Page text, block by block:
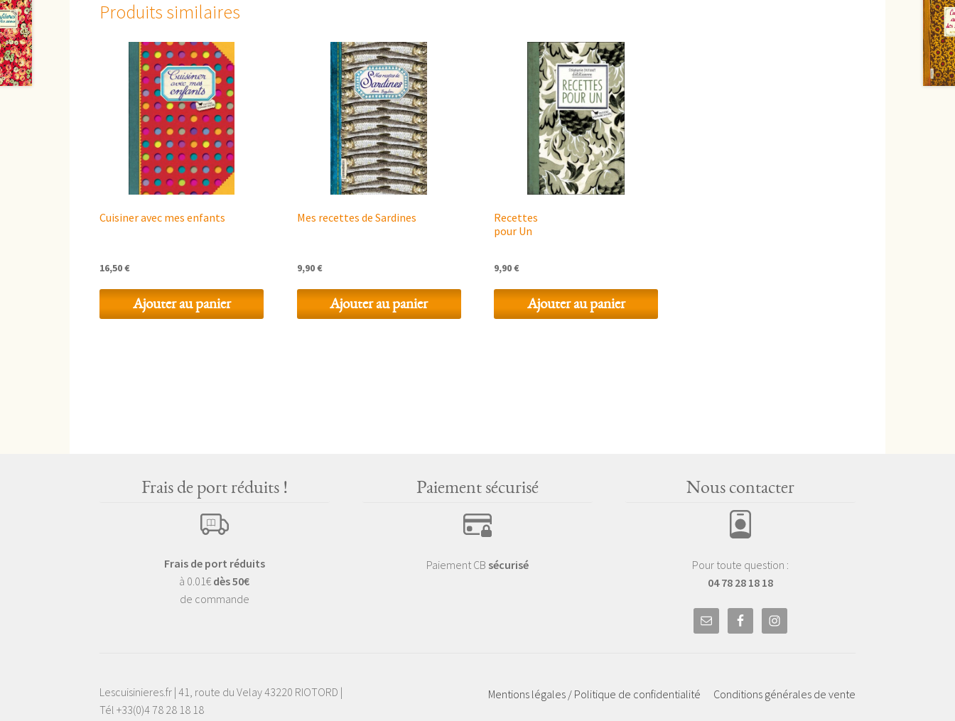
Produits similaires
Cuisiner avec mes enfants
16,50€
Ajouter au panier
Mes recettes de Sardines
9,90€
Ajouter au panier
Recettes
pour Un
9,90€
Ajouter au panier
Frais de port réduits !
Frais de port réduits
à 0.01€ dès 50€
de commande
Paiement sécurisé
Paiement CB sécurisé
Nous contacter
Pour toute question :
04 78 28 18 18
Mentions légales / Politique de confidentialité Conditions générales de vente
Lescuisinieres.fr | 41, route du Velay 43220 RIOTORD |
Tél +33(0)4 78 28 18 18